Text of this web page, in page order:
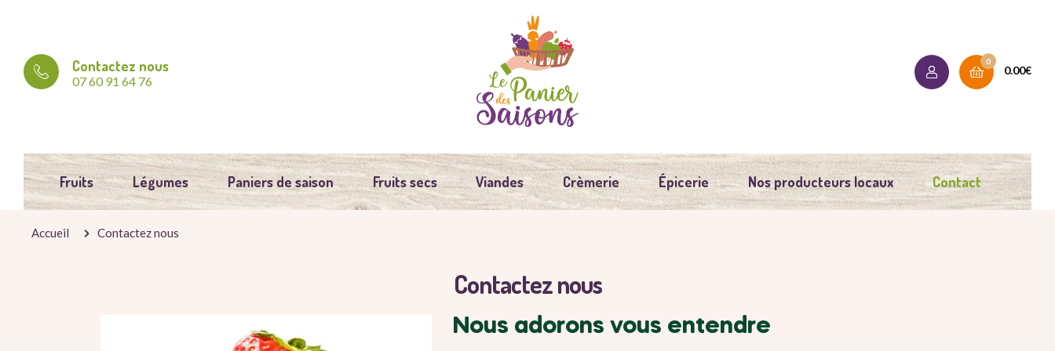
Contactez nous
07 60 91 64 76
0
0.00€
Fruits Légumes Paniers de saison Fruits secs Viandes Crèmerie Épicerie Nos producteurs locaux Contact
Accueil Contactez nous
Contactez nous
Nous adorons vous entendre